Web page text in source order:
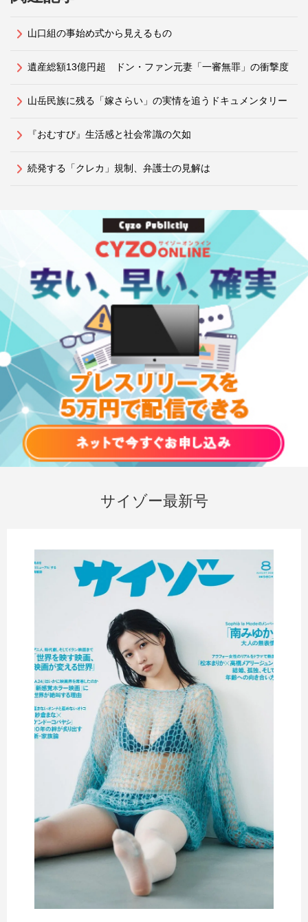
山口組の事始め式から見えるもの
遺産総額13億円超 ドン・ファン元妻「一審無罪」の衝撃度
山岳民族に残る「嫁さらい」の実情を追うドキュメンタリー
『おむすび』生活感と社会常識の欠如
続発する「クレカ」規制、弁護士の見解は
サイゾー最新号